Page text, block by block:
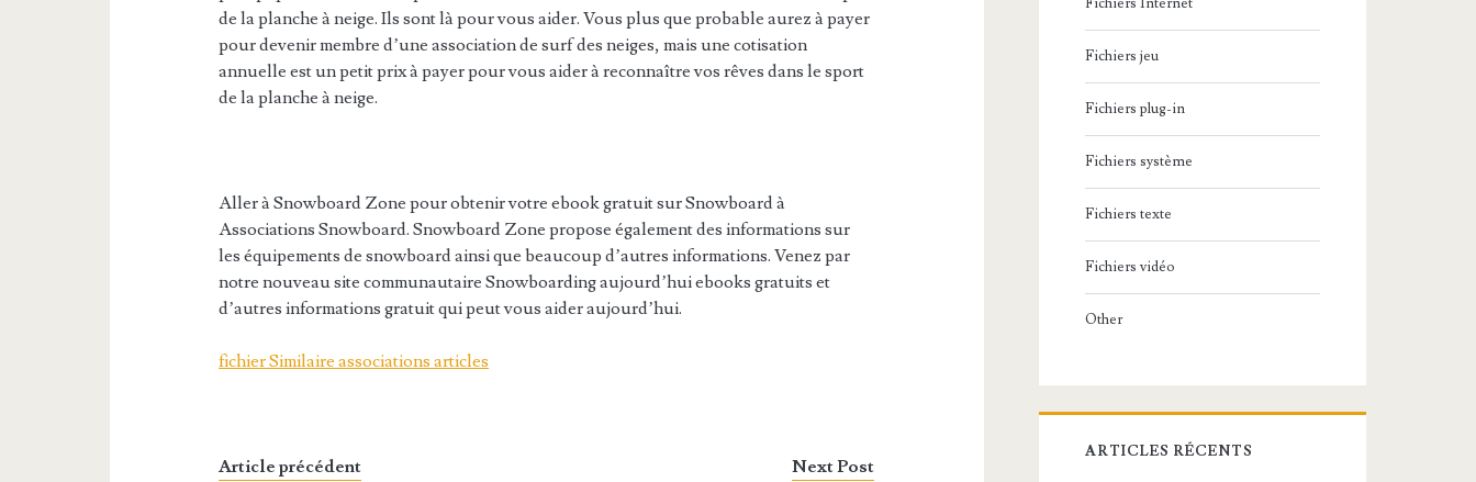
de la planche à neige. Ils sont là pour vous aider. Vous plus que probable aurez à payer
pour devenir membre d’une association de surf des neiges, mais une cotisation
annuelle est un petit prix à payer pour vous aider à reconnaître vos rêves dans le sport
de la planche à neige.
Aller à Snowboard Zone pour obtenir votre ebook gratuit sur Snowboard à
Associations Snowboard. Snowboard Zone propose également des informations sur
les équipements de snowboard ainsi que beaucoup d’autres informations. Venez par
notre nouveau site communautaire Snowboarding aujourd’hui ebooks gratuits et
d’autres informations gratuit qui peut vous aider aujourd’hui.
fichier Similaire associations articles
Article précédent
Next Post
Fichiers jeu
Fichiers plug-in
Fichiers système
Fichiers texte
Fichiers vidéo
Other
ARTICLES RÉCENTS